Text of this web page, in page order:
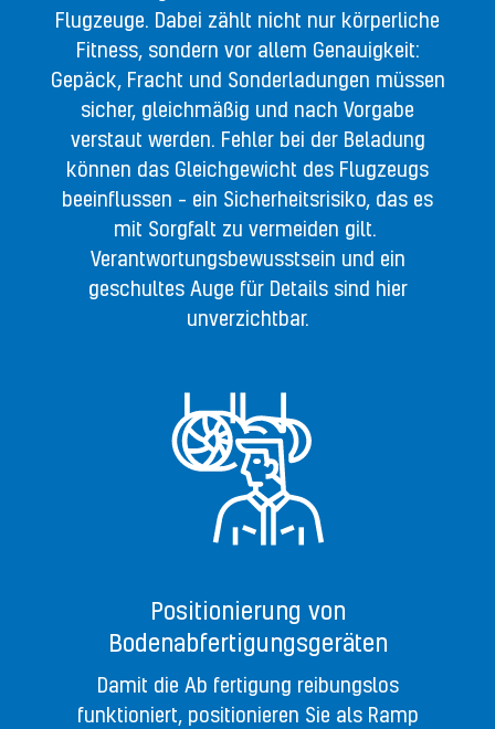
Flugzeuge. Dabei zählt nicht nur körperliche
Fitness, sondern vor allem Genauigkeit:
Gepäck, Fracht und Sonderladungen müssen
sicher, gleichmäßig und nach Vorgabe
verstaut werden. Fehler bei der Beladung
können das Gleichgewicht des Flugzeugs
beeinflussen – ein Sicherheitsrisiko, das es
mit Sorgfalt zu vermeiden gilt.
Verantwortungsbewusstsein und ein
geschultes Auge für Details sind hier
unverzichtbar.
Positionierung von
Bodenabfertigungsgeräten
Damit die Ab fertigung reibungslos
funktioniert, positionieren Sie als Ramp